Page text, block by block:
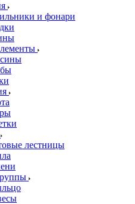
и фонари
лестницы